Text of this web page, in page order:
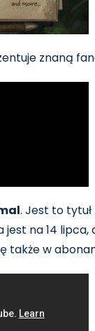
znaną
. Jest to
na 14
także w